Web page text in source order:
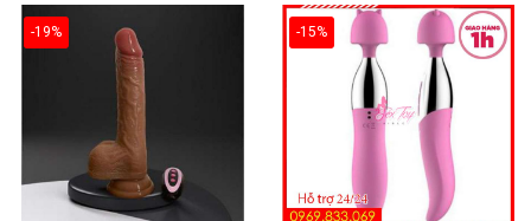
-19% -15%